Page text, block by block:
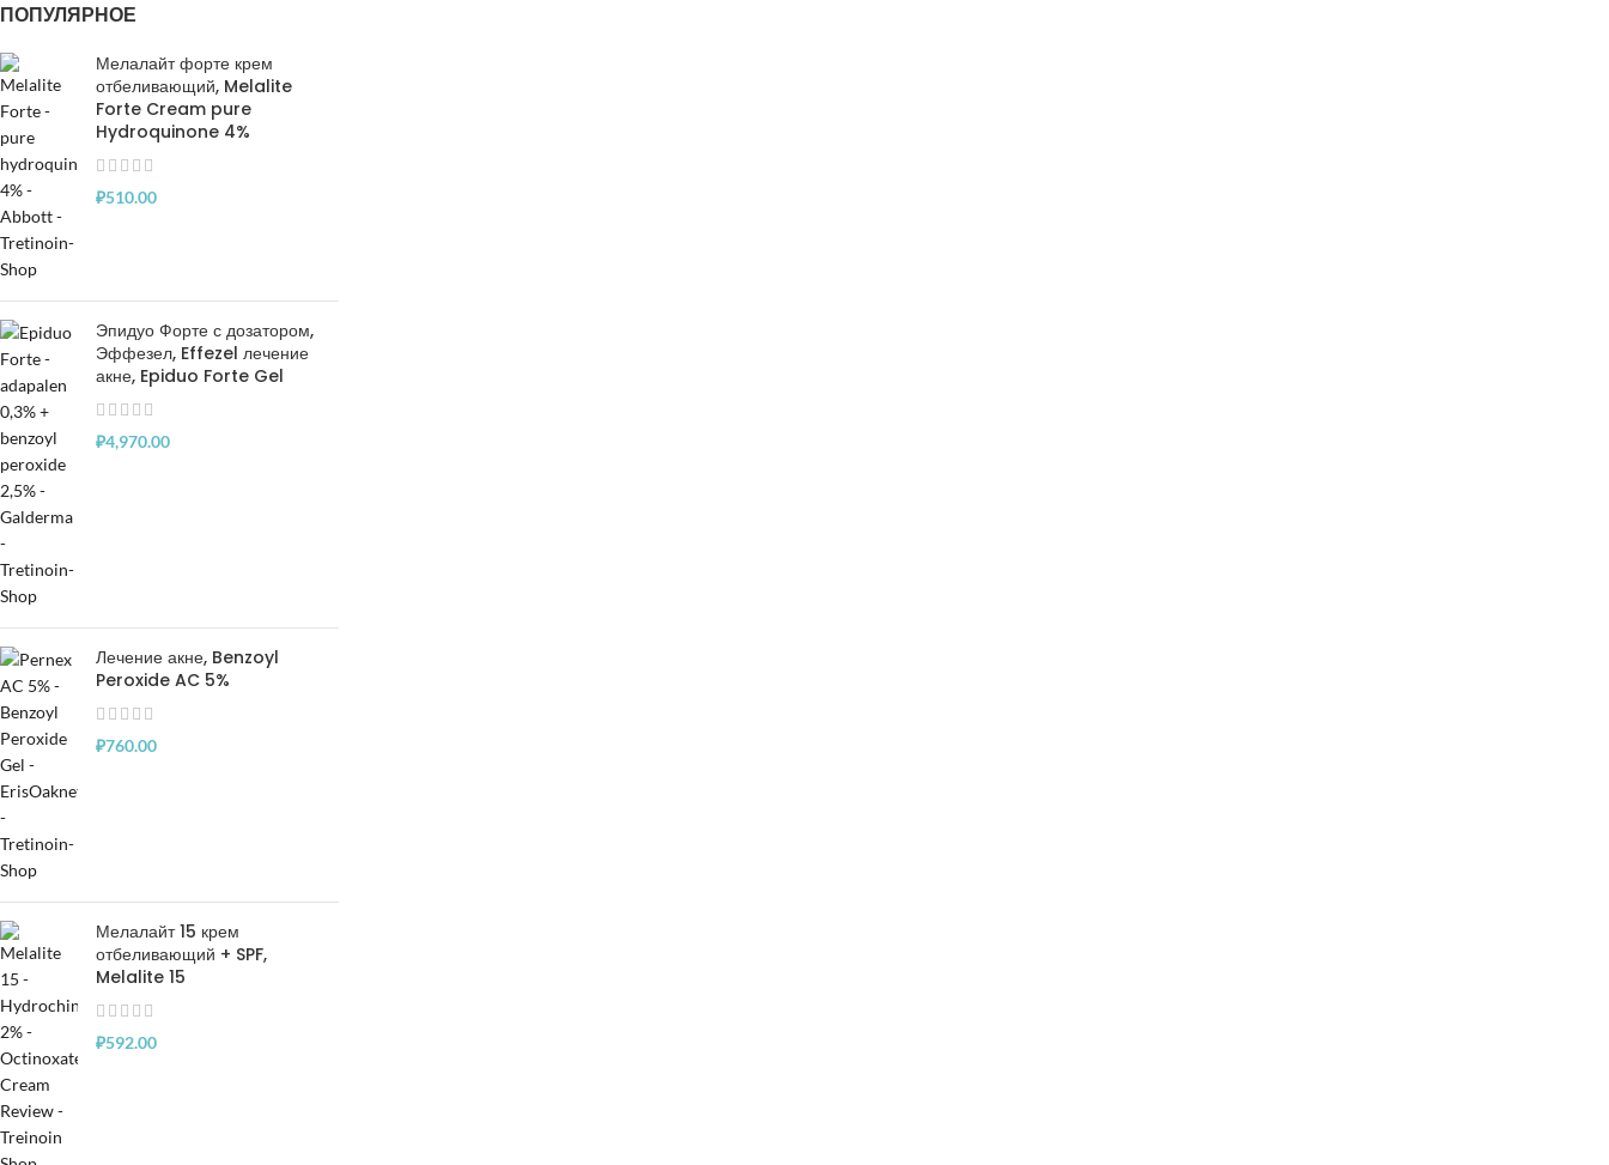
ПОПУЛЯРНОЕ
Мелалайт форте крем
отбеливающий, Melalite
Forte Cream pure
Hydroquinone 4%
₽510.00
Эпидуо Форте с дозатором,
Эффезел, Effezel лечение
акне, Epiduo Forte Gel
₽4,970.00
Лечение акне, Benzoyl
Peroxide AC 5%
₽760.00
Мелалайт 15 крем
отбеливающий + SPF,
Melalite 15
₽592.00